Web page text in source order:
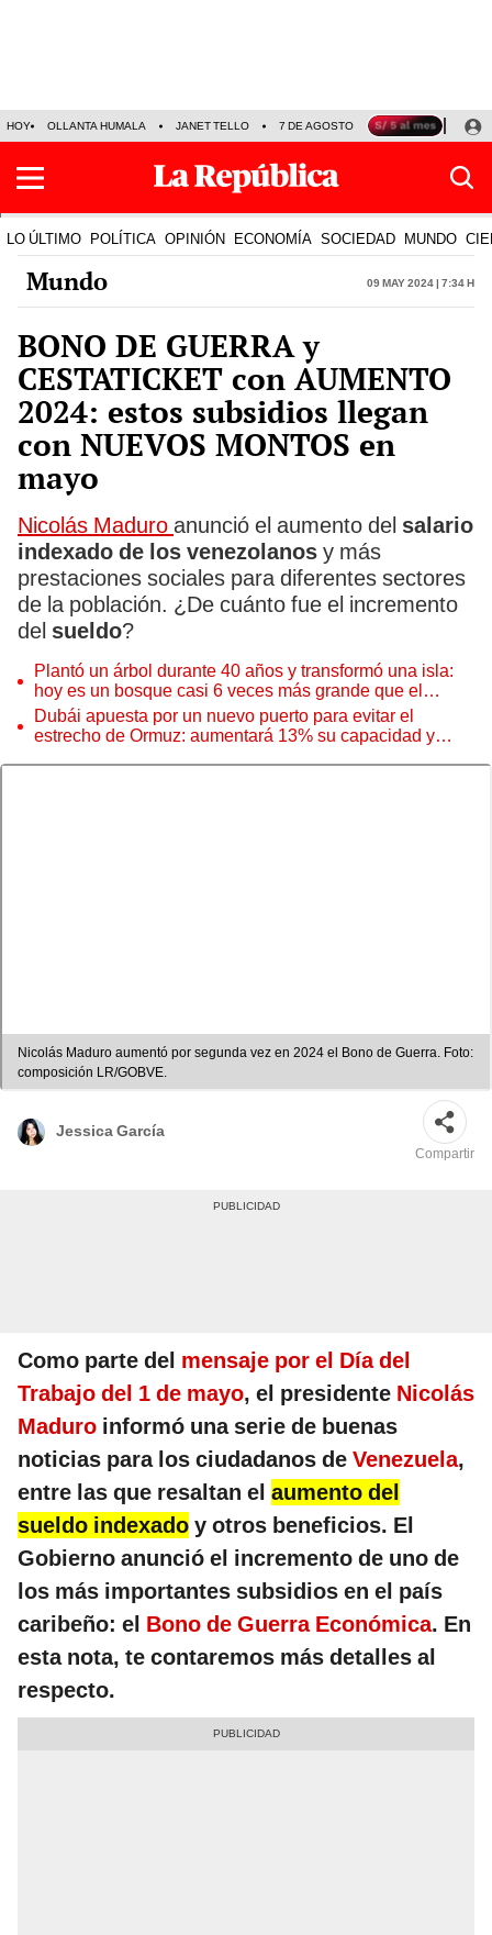
HOY OLLANTA HUMALA JANET TELLO 7 DE AGOSTO TINKA RESULTADOS
LO ÚLTIMO POLÍTICA OPINIÓN ECONOMÍA SOCIEDAD MUNDO
Mundo 09 May 2024 | 7:34 h
BONO DE GUERRA y
CESTATICKET con AUMENTO
2024: estos subsidios llegan
con NUEVOS MONTOS en
mayo
Nicolás Maduro anunció el aumento del salario
indexado de los venezolanos y más
prestaciones sociales para diferentes sectores
de la población. ¿De cuánto fue el incremento
del sueldo?
Plantó un árbol durante 40 años y transformó una isla:
hoy es un bosque casi 6 veces más grande que el
Parque de las Leyendas
Dubái apuesta por un nuevo puerto para evitar el
estrecho de Ormuz: aumentará 13% su capacidad y
Nicolás Maduro aumentó por segunda vez en 2024 el Bono de Guerra. Foto:
composición LR/GOBVE.
Jessica García
Compartir
Como parte del mensaje por el Día del
Trabajo del 1 de mayo, el presidente Nicolás
Maduro informó una serie de buenas
noticias para los ciudadanos de Venezuela,
entre las que resaltan el aumento del
sueldo indexado y otros beneficios. El
Gobierno anunció el incremento de uno de
los más importantes subsidios en el país
caribeño: el Bono de Guerra Económica. En
esta nota, te contaremos más detalles al
respecto.